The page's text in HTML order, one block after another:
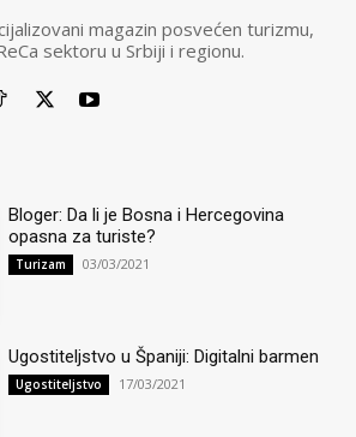
magazin posvećen turizmu,
sektoru u Srbiji i regionu.
Bloger: Da li je Bosna i Hercegovina
opasna za turiste?
Turizam 03/03/2021
Ugostiteljstvo u Španiji: Digitalni barmen
Ugostiteljstvo 17/03/2021